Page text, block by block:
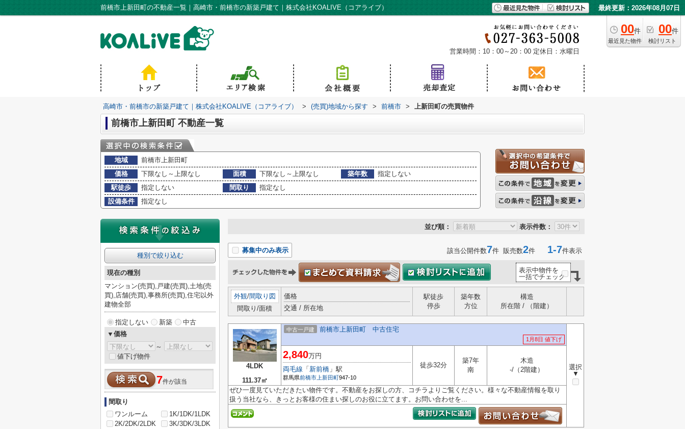
前橋市上新田町の不動産一覧｜高崎市・前橋市の新築戸建て｜株式会社KOALIVE（コアライブ） 最終更新：2026年08月07日
00件
最近見た物件
00件
検討リスト
営業時間：10：00～20：00 定休日：水曜日
高崎市・前橋市の新築戸建て｜株式会社KOALIVE（コアライブ） > (売買)地域から探す > 前橋市 > 上新田町の売買物件
前橋市上新田町 不動産一覧
地域
前橋市上新田町
価格
下限なし～上限なし 面積 下限なし～上限なし 築年数
指定しない
駅徒歩
指定しない 間取り
指定なし
設備条件
指定なし
並び順： 表示件数：
募集中のみ表示 該当公開件数7件 販売数2件 1-7件表示
表示中物件を
一括でチェック
外観/間取り図
間取り/面積
価格
交通 / 所在地
駅徒歩
停歩
築年数
方位
構造
所在階 / （階建）
4LDK
111.37㎡
中古一戸建 前橋市上新田町 中古住宅
1月8日 値下げ
選択
▼
2,840万円
両毛線 「 新前橋 」駅
群馬県前橋市 上新田町947-10
徒歩32分
築7年
南
木造
-/（2階建）
ぜひ一度見ていただきたい物件です。不動産をお探しの方、コチラよりご覧ください。様々な不動産情報を取り
扱う当社なら、きっとお客様の住まい探しのお役に立てます。お問い合わせを...
種別で絞り込む
現在の種別
マンション(売買),戸建(売買),土地(売
買),店舗(売買),事務所(売買),住宅以外
建物全部
指定しない 新築
中古
▼価格
～
値下げ物件
7件が該当
間取り
ワンルーム
1K/1DK/1LDK
2K/2DK/2LDK
3K/3DK/3LDK